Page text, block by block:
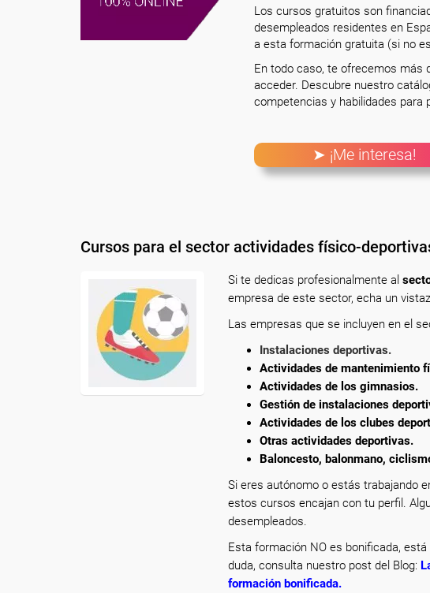
Los cursos gratuitos son
desempleados residentes en
a esta formación gratuita (si no
En todo caso, te ofrecemos más
acceder. Descubre nuestro
competencias y habilidades para
➤ ¡Me interesa!
Cursos para el sector actividades físico-
Si te dedicas profesionalmente al
empresa de este sector, echa un
Las empresas que se incluyen en el
Instalaciones deportivas.
Actividades de mantenimiento
Actividades de los gimnasios.
Gestión de instalaciones
Actividades de los clubes
Otras actividades deportivas.
Baloncesto, balonmano,
Si eres autónomo o estás trabajando
estos cursos encajan con tu perfil.
desempleados.
Esta formación NO es bonificada,
duda, consulta nuestro post del Blog:
formación bonificada.